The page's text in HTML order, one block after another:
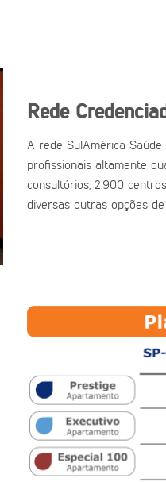
Rede
A rede SulAmérica
profissionais altamente
consultórios, 2.900
diversas outras opções